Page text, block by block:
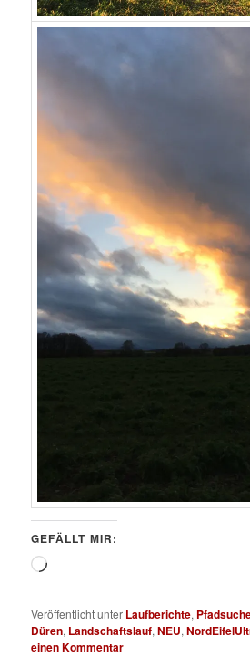
GEFÄLLT MIR:
Wird
Veröffentlicht unter Laufberichte,
Düren, Landschaftslauf,NEU,
einen Kommentar